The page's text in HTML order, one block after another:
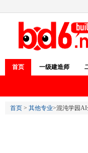
首页 一级建造师
首页 > 其他专业>混沌学园